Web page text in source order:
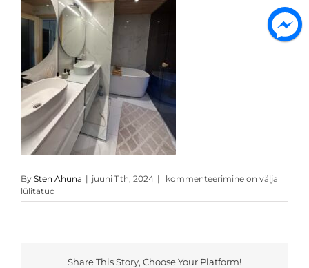
By Sten Ahuna | juuni 11th, 2024 |
peegeltoon
kommenteerimine on välja
lülitatud
Share This Story, Choose Your Platform!